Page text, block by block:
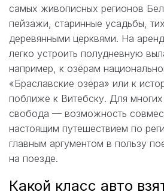
самых живописных регионов
пейзажи, старинные усадьбы,
деревянными церквями. На
легко устроить полудневную
например, к озёрам
«Браславские озёра» или к
поближе к Витебску. Для многих
свобода — возможность
настоящим путешествием по
главным аргументом в пользу
на поезде.
Какой класс авто